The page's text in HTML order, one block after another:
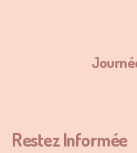
Restez Informée